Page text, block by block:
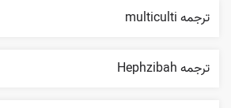
ترجمه multiculti
ترجمه Hephzibah